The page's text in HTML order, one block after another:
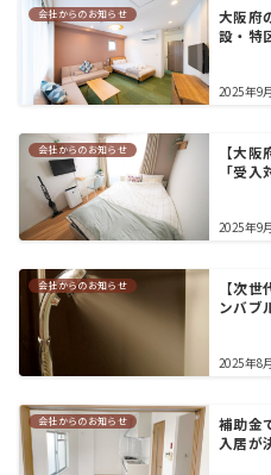
会社からのお知らせ
大阪府
設・特
2025年9
会社からのお知らせ
【大
「受
2025年9
会社からのお知らせ
【次
ンバブ
2025年8
会社からのお知らせ
補助金
入居が